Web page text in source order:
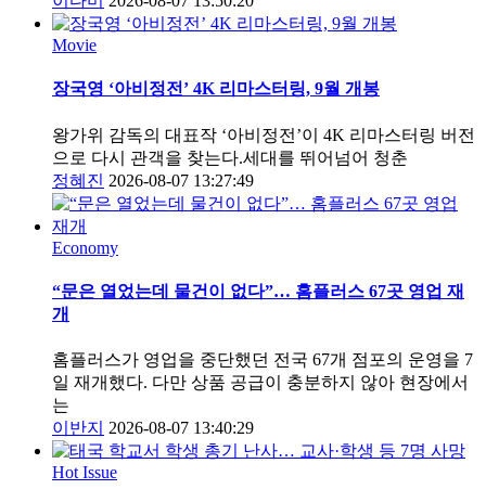
Movie
장국영 ‘아비정전’ 4K 리마스터링, 9월 개봉
왕가위 감독의 대표작 ‘아비정전’이 4K 리마스터링 버전
으로 다시 관객을 찾는다.세대를 뛰어넘어 청춘
정혜진 2026-08-07 13:27:49
Economy
“문은 열었는데 물건이 없다”… 홈플러스 67곳 영업 재
개
홈플러스가 영업을 중단했던 전국 67개 점포의 운영을 7
일 재개했다. 다만 상품 공급이 충분하지 않아 현장에서
는
이반지
2026-08-07 13:40:29
Hot Issue